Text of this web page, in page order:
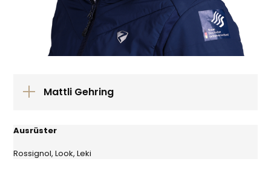
Mattli Gehring
Ausrüster
Rossignol, Look, Leki